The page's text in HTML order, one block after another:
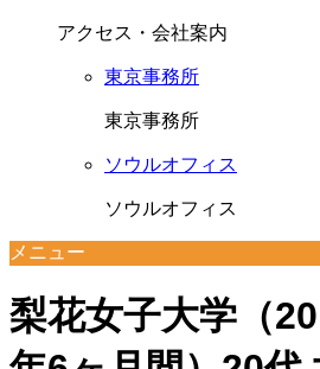
アクセス・会社案内
東京事務所
東京事務所
ソウルオフィス
ソウルオフィス
メニュー
梨花女子大学（